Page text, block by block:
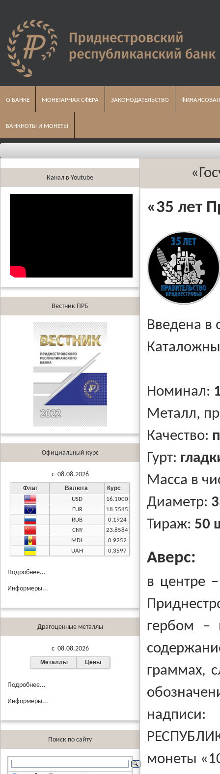
О БАНКЕ МОНЕТАРНАЯ СФЕРА ЗАКОНОДАТЕЛЬСТВО
БАНКНОТЫ И МОНЕТЫ
Канал в Youtube
Вестник ПРБ
Официальный курс
c 08.08.2026
Флаг Валюта Курс
USD
16.1000
EUR
18.5585
RUB
0.1924
CNY
23.8584
MDL
0.9252
UAH
0.3597
Подробнее...
Информеры...
Драгоценные металлы
c 08.08.2026
Металлы Цены
Подробнее...
Информеры...
Поиск по сайту
«35 лет
Введена
Номинал:
Металл,
Качество:
Гурт:
Масса в
Диаметр:
Тираж: 50
Аверс:
в центре
гербом –
граммах,
монеты